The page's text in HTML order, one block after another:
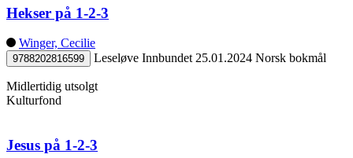
Hekser på 1-2-3
Winger, Cecilie
9788202816599 Leseløve Innbundet 25.01.2024 Norsk bokmål
Midlertidig utsolgt
Kulturfond
Jesus på 1-2-3